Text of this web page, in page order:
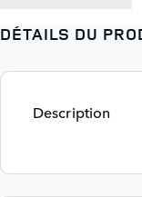
DÉTAILS DU
Description